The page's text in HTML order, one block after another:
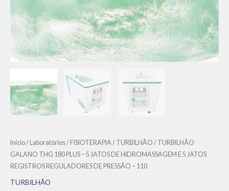
Início/ Laboratórios/ FISIOTERAPIA/ TURBILHÃO / TURBILHÃO
GALANO THG 180 PLUS – 5 JATOS DE HIDROMASSAGEM E 5 JATOS
REGISTROS REGULADORES DE PRESSÃO – 110
TURBILHÃO